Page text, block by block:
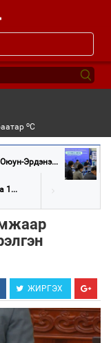
oC
Эрдэнэ...
1...
ЖИРГЭХ